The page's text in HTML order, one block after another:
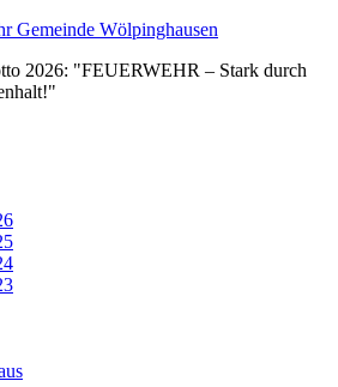
Gemeinde Wölpinghausen
2026: "FEUERWEHR – Stark durch